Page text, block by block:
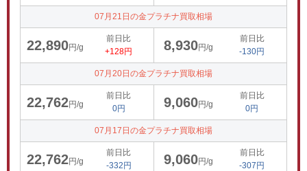
07月21日の金プラチナ買取相場
22,890円/g
前日比
+128円
8,930円/g
前日比
-130円
07月20日の金プラチナ買取相場
22,762円/g
前日比
0円
9,060円/g
前日比
0円
07月17日の金プラチナ買取相場
22,762円/g
前日比
-332円
9,060円/g
前日比
-307円